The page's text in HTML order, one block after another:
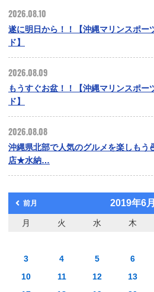
2026.08.10
遂に明日から！！【沖縄マリンスポ
ド】
2026.08.09
もうすぐお盆！！【沖縄マリンスポ
ド】
2026.08.08
沖縄県北部で人気のグルメを楽しもう
店★水納…
前月 2019年6月
月 火 水 木
3
4 5 6
10
11 12 13